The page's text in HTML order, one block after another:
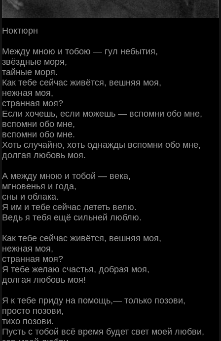
Ноктюрн
Между мною и тобою — гул небытия,
звёздные моря,
тайные моря.
Как тебе сейчас живётся, вешняя моя,
нежная моя,
странная моя?
Если хочешь, если можешь — вспомни обо мне,
вспомни обо мне,
вспомни обо мне.
Хоть случайно, хоть однажды вспомни обо мне,
долгая любовь моя.
А между мною и тобой — века,
мгновенья и года,
сны и облака.
Я им и тебе сейчас лететь велю.
Ведь я тебя ещё сильней люблю.
Как тебе сейчас живётся, вешняя моя,
нежная моя,
странная моя?
Я тебе желаю счастья, добрая моя,
долгая любовь моя!
Я к тебе приду на помощь,— только позови,
просто позови,
тихо позови.
Пусть с тобой всё время будет свет моей любви,